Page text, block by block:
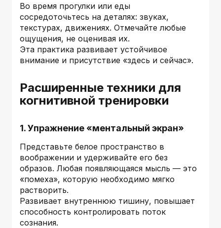
Во время прогулки или еды
сосредоточьтесь на деталях: звуках,
текстурах, движениях. Отмечайте любые
ощущения, не оценивая их.
Эта практика развивает устойчивое
внимание и присутствие «здесь и сейчас».
Расширенные техники для
когнитивной тренировки
1. Упражнение «ментальный экран»
Представьте белое пространство в
воображении и удерживайте его без
образов. Любая появляющаяся мысль — это
«помеха», которую необходимо мягко
растворить.
Развивает внутреннюю тишину, повышает
способность контролировать поток
сознания.